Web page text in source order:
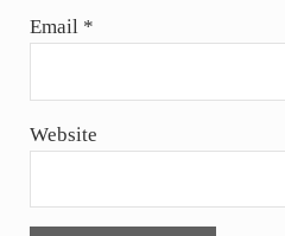
Email *
Website